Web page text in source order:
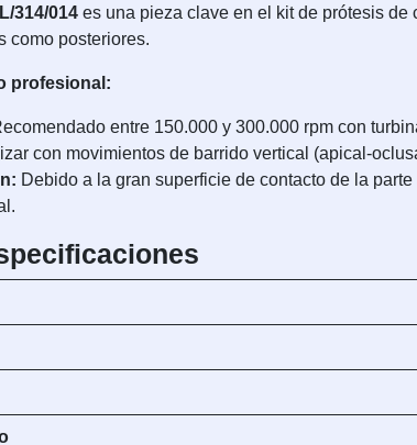
314/014 es una pieza clave en el kit de prótesis
como posteriores.
profesional:
entre 150.000 y 300.000 rpm con
con movimientos de barrido vertical (apical-
Debido a la gran superficie de contacto de la